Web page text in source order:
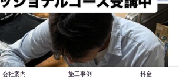
会社案内 施工事例 料金